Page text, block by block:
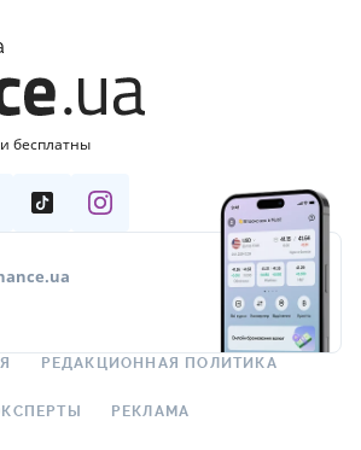
бесплатны
РЕДАКЦИОННАЯ ПОЛИТИКА
РЕКЛАМА